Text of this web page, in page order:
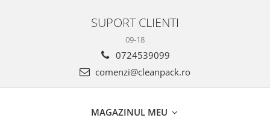
SUPORT CLIENTI
09-18
0724539099
comenzi@cleanpack.ro
MAGAZINUL MEU